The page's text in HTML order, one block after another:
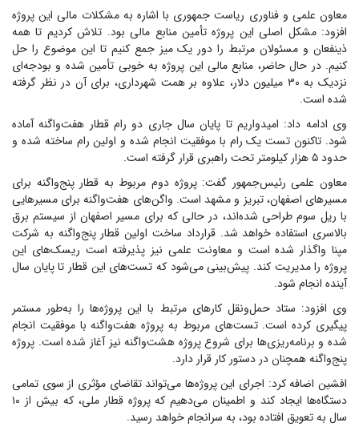
معاون علمی و فناوری ریاست جمهوری با اشاره به مشکلات مالی این پروژه
افزود: مشکل اصلی این پروژه تأمین منابع مالی بود. تلاش کردیم تا همه
ذینفعان و مسئولان مرتبط را دور یک میز جمع کنیم تا این موضوع را حل
کنیم. در حال حاضر، منابع مالی این پروژه به خوبی تأمین شده و بودجه‌ای
نزدیک به ۳۰ میلیون دلار، علاوه بر همت شهرداری، برای آن در نظر گرفته
شده است.
وی ادامه داد: امیدواریم تا پایان سال جاری دو رام قطار هفت‌واگنه آماده
شود. تاکنون تست یک رام با موفقیت انجام شده و اولین رام ساخته شده و
حدود ۵ هزار کیلومتر تحت راهبری قرار گرفته است.
معاون علمی رئیس‌جمهور گفت: پروژه دوم مربوط به قطار پنج‌واگنه برای
مسیرهای اصفهان، تبریز و مشهد است. واگن‌های هفت‌واگنه برای مسیرهایی
با ریل سوم طراحی شده‌اند، در حالی که برای مسیر اصفهان از سیستم برق
بالاسری استفاده خواهد شد. قرارداد ساخت اولین قطار پنج‌واگنه به شرکت
مپنا واگذار شده است و معاونت علمی نیز پذیرفته است ریسک‌های این
پروژه را مدیریت کند. پیش‌بینی می‌شود که تست‌های این قطار تا پایان سال
آینده انجام شود.
وی افزود: ستاد حمل‌ونقل کارهای مرتبط با این پروژه‌ها را به‌طور مستمر
پیگیری کرده است. تست‌های مربوط به پروژه هفت‌واگنه با موفقیت انجام
شده و برنامه‌ریزی‌ها برای شروع پروژه هشت‌واگنه نیز آغاز شده است. پروژه
پنج‌واگنه همچنان در دستور کار قرار دارد.
افشین اضافه کرد: اجرای این پروژه‌ها می‌تواند تقاضای مؤثری از سوی تمامی
دستگاه‌ها ایجاد کند و اطمینان می‌دهیم که پروژه قطار ملی، که بیش از ۱۰
سال به تعویق افتاده بود، به سرانجام خواهد رسید.